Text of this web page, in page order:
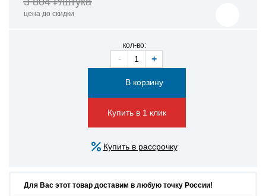
цена до скидки
кол-во:
- +
Купить в 1 клик
Купить в рассрочку
Для Вас этот товар доставим в любую точку России!